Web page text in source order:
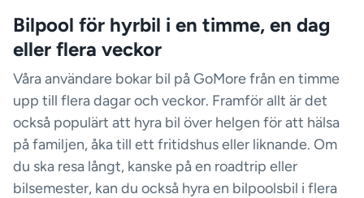
Bilpool för hyrbil i en timme, en dag
eller flera veckor
Våra användare bokar bil på GoMore från en timme
upp till flera dagar och veckor. Framför allt är det
också populärt att hyra bil över helgen för att hälsa
på familjen, åka till ett fritidshus eller liknande. Om
du ska resa långt, kanske på en roadtrip eller
bilsemester, kan du också hyra en bilpoolsbil i flera